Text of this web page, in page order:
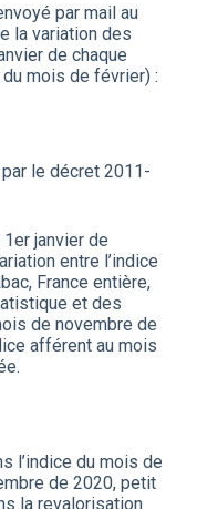
par mail au
la variation des
de chaque
mois de février) :
le décret 2011-
janvier de
entre l’indice
France entière,
et des
de novembre de
afférent au mois
l’indice du mois de
de 2020, petit
la revalorisation